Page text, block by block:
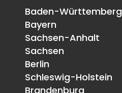
Baden-Württemberg
Bayern
Sachsen-Anhalt
Sachsen
Berlin
Schleswig-Holstein
Brandenburg